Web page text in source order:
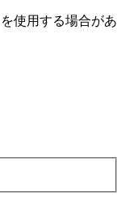
使⽤する場合があ